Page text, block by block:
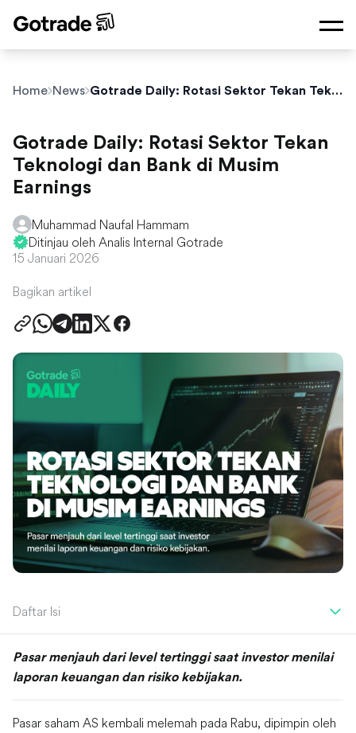
Home News Gotrade Daily: Rotasi Sektor Tekan Teknologi dan Bank di Musim Earnings
Gotrade Daily: Rotasi Sektor Tekan
Teknologi dan Bank di Musim
Earnings
Muhammad Naufal Hammam
Ditinjau oleh Analis Internal Gotrade
15 Januari 2026
Bagikan artikel
Daftar Isi
Pasar menjauh dari level tertinggi saat investor menilai
laporan keuangan dan risiko kebijakan.
Pasar saham AS kembali melemah pada Rabu, dipimpin oleh